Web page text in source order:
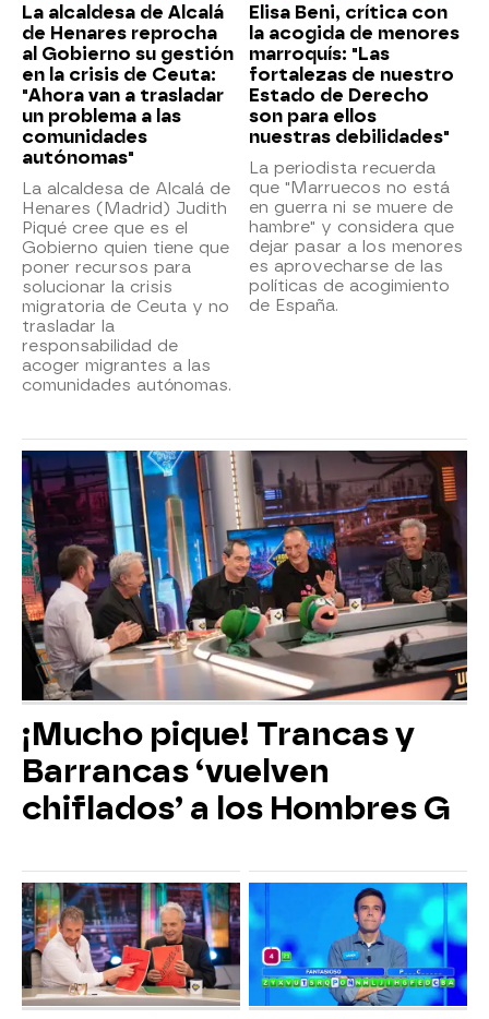
La alcaldesa de Alcalá
de Henares reprocha
al Gobierno su gestión
en la crisis de Ceuta:
"Ahora van a trasladar
un problema a las
comunidades
autónomas"
La alcaldesa de Alcalá de
Henares (Madrid) Judith
Piqué cree que es el
Gobierno quien tiene que
poner recursos para
solucionar la crisis
migratoria de Ceuta y no
trasladar la
responsabilidad de
acoger migrantes a las
comunidades autónomas.
Elisa Beni, crítica con
la acogida de menores
marroquís: "Las
fortalezas de nuestro
Estado de Derecho
son para ellos
nuestras debilidades"
La periodista recuerda
que "Marruecos no está
en guerra ni se muere de
hambre" y considera que
dejar pasar a los menores
es aprovecharse de las
políticas de acogimiento
de España.
¡Mucho pique! Trancas y
Barrancas ‘vuelven
chiflados’ a los Hombres G